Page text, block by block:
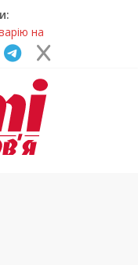
на
рекорд
депутата
цвітіння рідкісних